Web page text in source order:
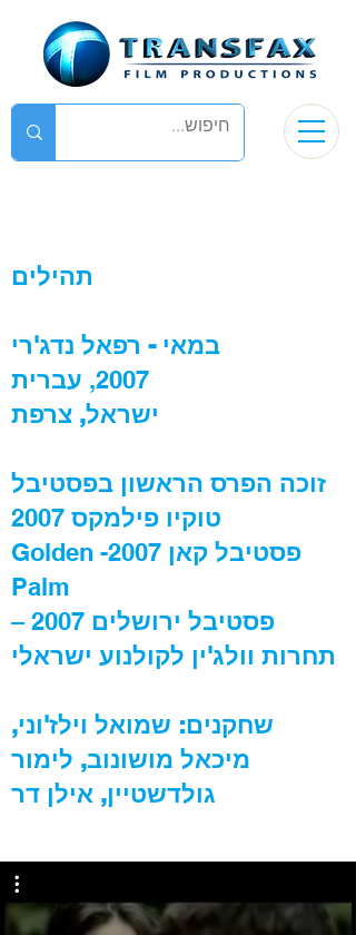
תהילים
במאי - רפאל נדג'רי
2007, עברית
ישראל, צרפת
זוכה הפרס הראשון בפסטיבל
טוקיו פילמקס 2007
פסטיבל קאן
2007- Golden
Palm
פסטיבל ירושלים 2007 –
תחרות וולג'ין לקולנוע ישראלי
שחקנים: שמואל וילז'וני,
מיכאל מושונוב, לימור
גולדשטיין, אילן דר